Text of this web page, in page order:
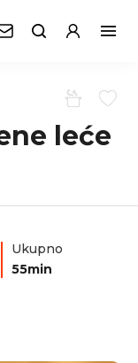
leće
Ukupno
55min